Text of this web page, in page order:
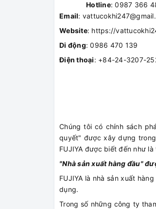
Hotline: 0987 366
Email:
Website: https://
Di động: 0986 470 139
Điện thoại: +84-24-3207-
Chúng tôi có chính sách
quyết" được xây dựng
FUJIYA được biết đến như
"Nhà sản xuất hàng đầu"
FUJIYA là nhà sản xuất
dụng.
Trong số những công ty